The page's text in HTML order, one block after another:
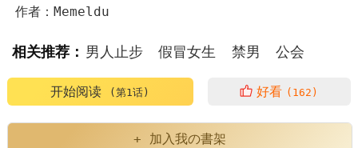
作者：Memeldu
相关推荐： 男人止步 假冒女生 禁男 公会
开始阅读 (第1话) 好看 (162)
+ 加入我の書架